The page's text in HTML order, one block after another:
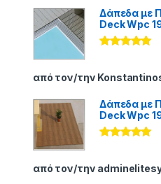
Δάπεδα με
Deck Wpc
5
από τον/την
Δάπεδα με
Deck Wpc
5
από τον/την